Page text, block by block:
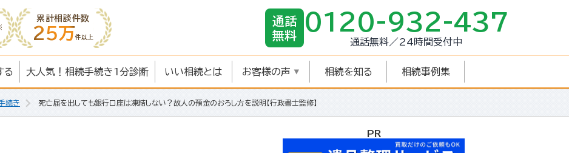
累計相談件数
25万件以上
通話
無料
0120-932-437
通話無料／24時間受付中
る 大人気！相続手続き1分診断 いい相続とは お客様の声 相続を知る 相続事例集
続き 死亡届を出しても銀行口座は凍結しない？故人の預金のおろし方を説明【行政書士監修】
PR